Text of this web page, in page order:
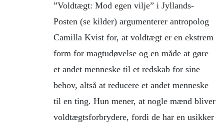
”Voldtægt: Mod egen vilje” i Jyllands-
Posten (se kilder) argumenterer antropolog
Camilla Kvist for, at voldtægt er en ekstrem
form for magtudøvelse og en måde at gøre
et andet menneske til et redskab for sine
behov, altså at reducere et andet menneske
til en ting. Hun mener, at nogle mænd bliver
voldtægtsforbrydere, fordi de har en usikker